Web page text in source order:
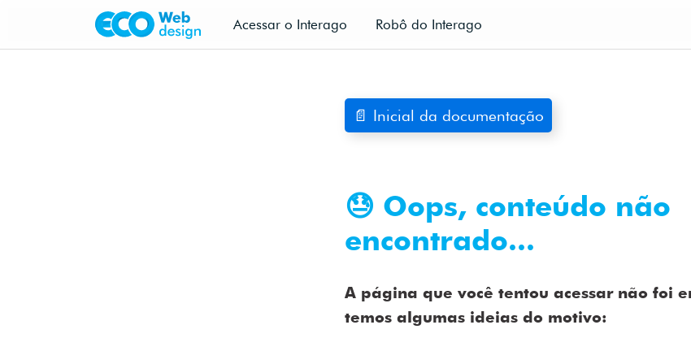
Acessar o Interago Robô do Interago
📄 Inicial da documentação
😓 Oops, conteúdo não
encontrado...
A página que você tentou acessar não foi
temos algumas ideias do motivo: